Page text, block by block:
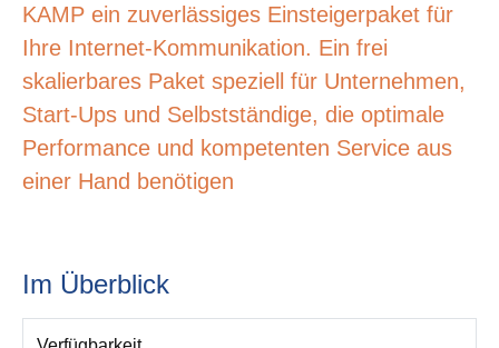
KAMP ein zuverlässiges Einsteigerpaket für
Ihre Internet-Kommunikation. Ein frei
skalierbares Paket speziell für Unternehmen,
Start-Ups und Selbstständige, die optimale
Performance und kompetenten Service aus
einer Hand benötigen
Im Überblick